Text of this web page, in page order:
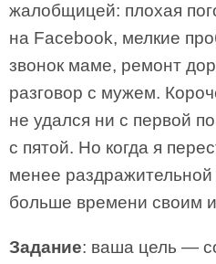
жалобщицей: плохая
на Facebook, мелкие
звонок маме, ремонт
разговор с мужем.
не удался ни с первой
с пятой. Но когда я
менее раздражительной
больше времени своим
Задание: ваша цель —